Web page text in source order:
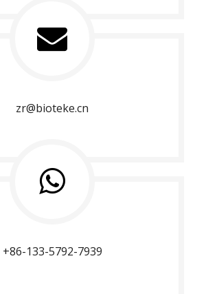
zr@bioteke.cn
+86-133-5792-7939